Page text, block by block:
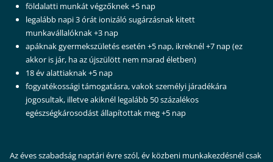
földalatti munkát végzőknek +5 nap
legalább napi 3 órát ionizáló sugárzásnak kitett
munkavállalóknak +3 nap
apáknak gyermekszületés esetén +5 nap, ikreknél +7 nap (ez
akkor is jár, ha az újszülött nem marad életben)
18 év alattiaknak +5 nap
fogyatékossági támogatásra, vakok személyi járadékára
jogosultak, illetve akiknél legalább 50 százalékos
egészségkárosodást állapítottak meg +5 nap
Az éves szabadság naptári évre szól, év közbeni munkakezdésnél csak